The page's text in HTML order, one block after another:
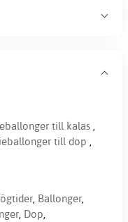
till kalas ,
till dop ,
, Ballonger,
, Dop,